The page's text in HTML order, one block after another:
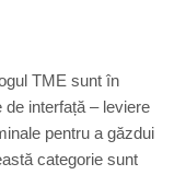
TME sunt în
interfață – leviere
pentru a găzdui
categorie sunt